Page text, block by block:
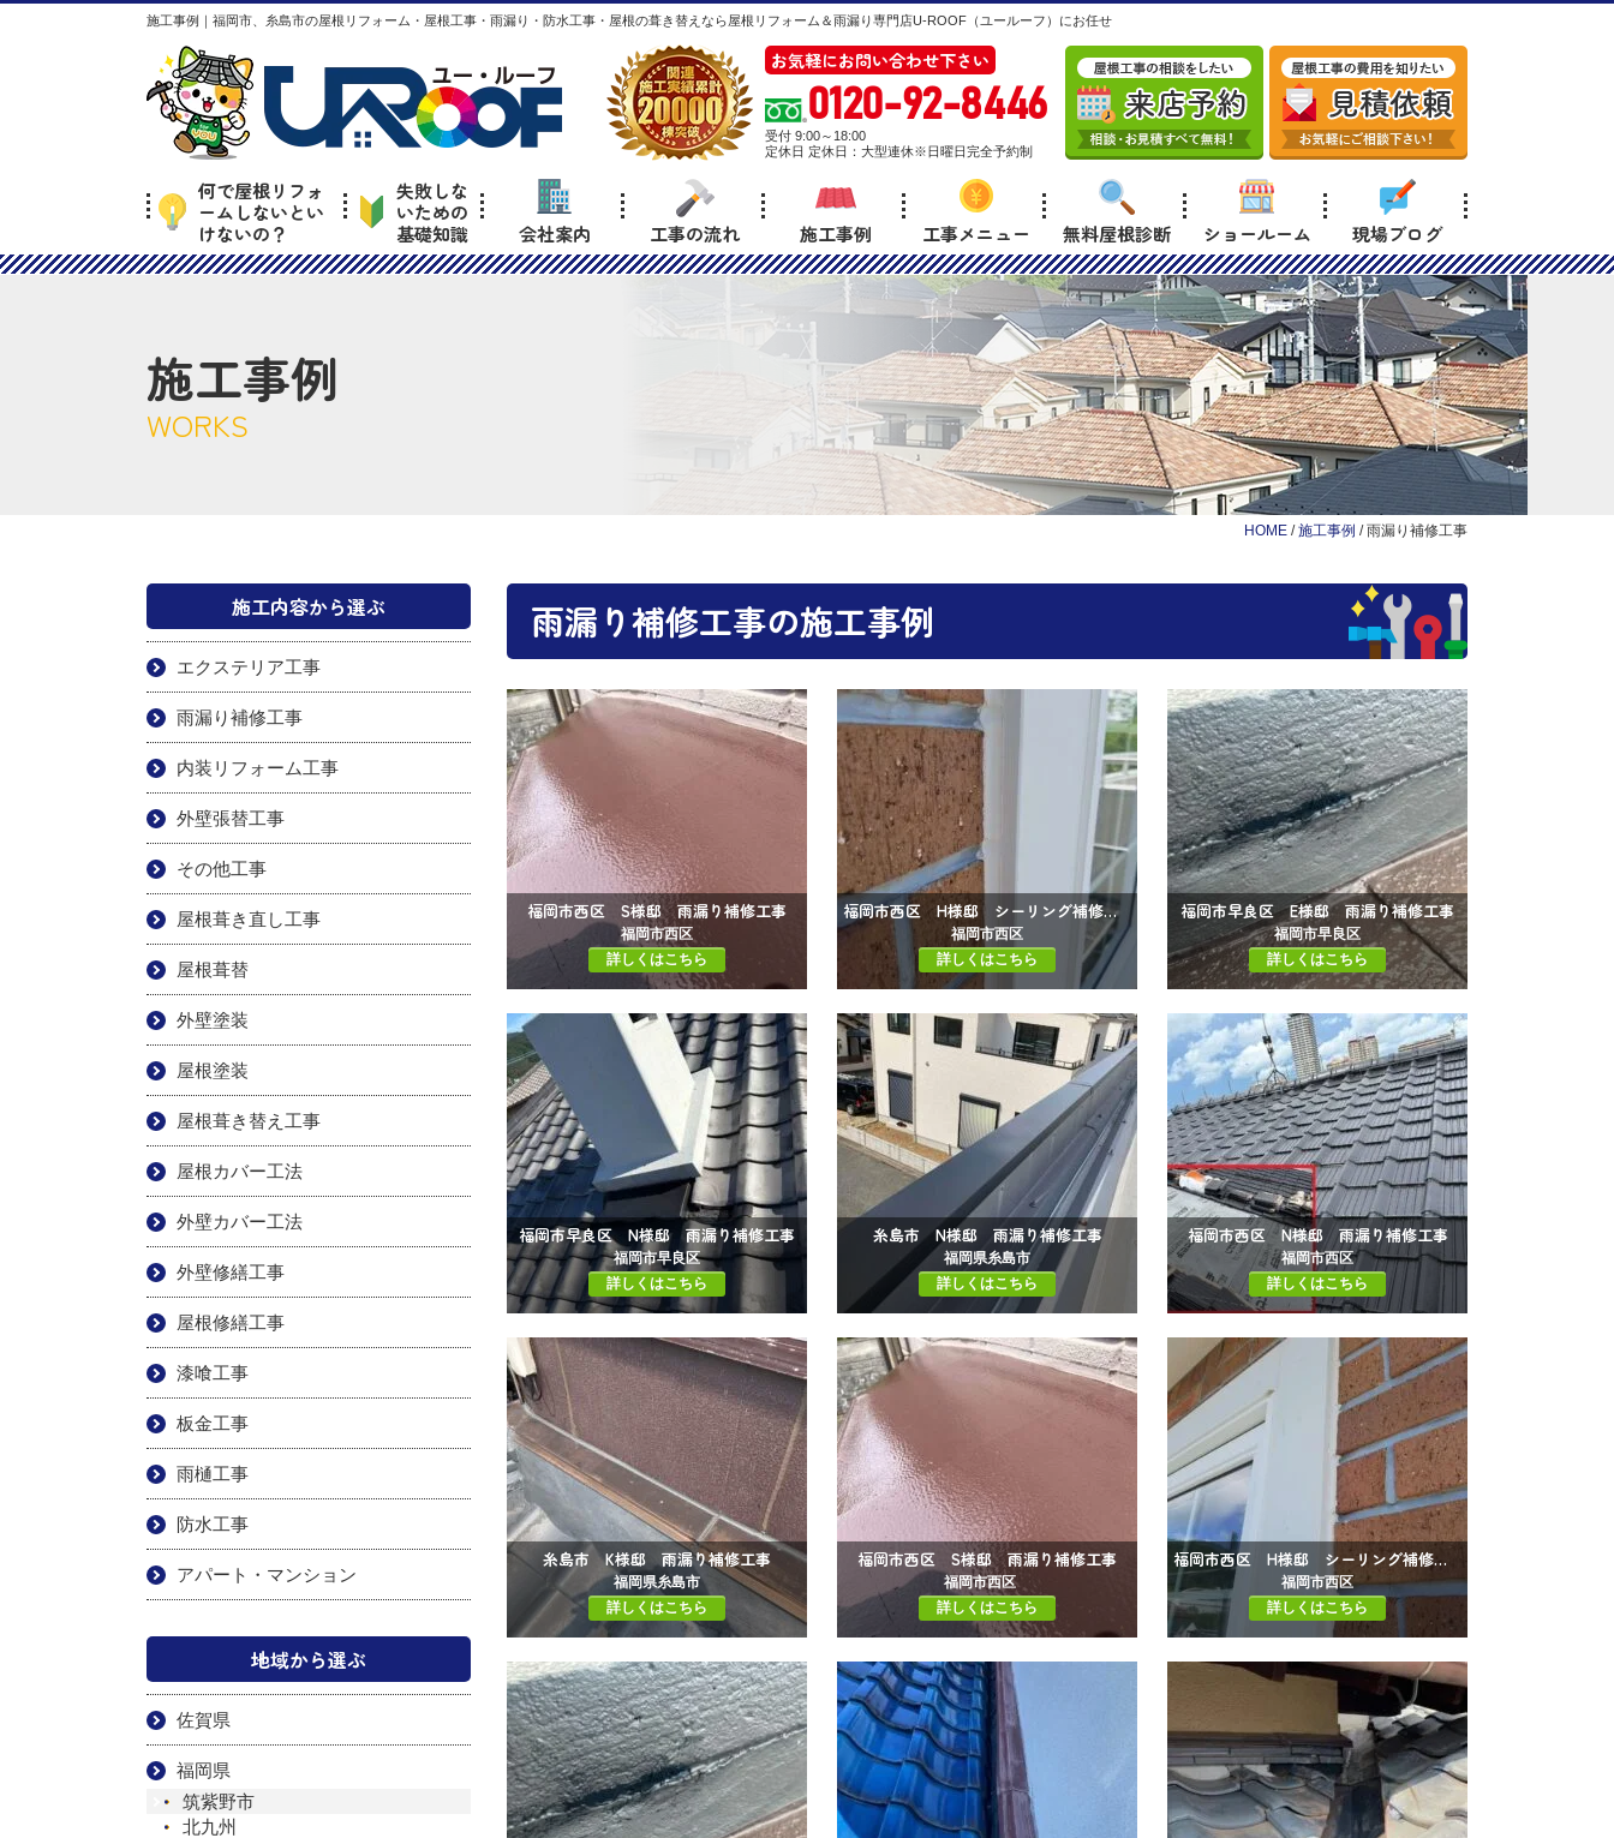
施工事例｜福岡市、糸島市の屋根リフォーム・屋根工事・雨漏り・防水工事・屋根の葺き替えなら屋根リフォーム＆雨漏り専門店U-ROOF（ユールーフ）にお任せ
お気軽にお問い合わせ下さい
0120-92-8446
受付 9:00～18:00
定休日 定休日：大型連休※日曜日完全予約制
何で屋根リフォ
ームしないとい
けないの？
失敗しな
いための
基礎知識
会社案内 工事の流れ 施工事例 工事メニュー 無料屋根診断 ショールーム 現場ブログ
施工事例
WORKS
HOME /施工事例 /雨漏り補修工事
雨漏り補修工事の施工事例
福岡市西区 S様邸 雨漏り補修工事
福岡市西区
詳しくはこちら
福岡市西区 H様邸 シーリング補修工事
福岡市西区
詳しくはこちら
福岡市早良区 E様邸 雨漏り補修工事
福岡市早良区
詳しくはこちら
福岡市早良区 N様邸 雨漏り補修工事
福岡市早良区
詳しくはこちら
糸島市 N様邸 雨漏り補修工事
福岡県糸島市
詳しくはこちら
福岡市西区 N様邸 雨漏り補修工事
福岡市西区
詳しくはこちら
糸島市 K様邸 雨漏り補修工事
福岡県糸島市
詳しくはこちら
福岡市西区 S様邸 雨漏り補修工事
福岡市西区
詳しくはこちら
福岡市西区 H様邸 シーリング補修工事
福岡市西区
詳しくはこちら
施工内容から選ぶ
エクステリア工事
雨漏り補修工事
内装リフォーム工事
外壁張替工事
その他工事
屋根葺き直し工事
屋根葺替
外壁塗装
屋根塗装
屋根葺き替え工事
屋根カバー工法
外壁カバー工法
外壁修繕工事
屋根修繕工事
漆喰工事
板金工事
雨樋工事
防水工事
アパート・マンション
地域から選ぶ
佐賀県
福岡県
筑紫野市
北九州